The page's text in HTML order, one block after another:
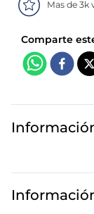
Mas de 3k
9. sushi
10. listísimos